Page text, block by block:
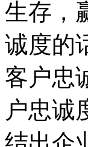
生存，
诚度的
客户忠
户忠诚